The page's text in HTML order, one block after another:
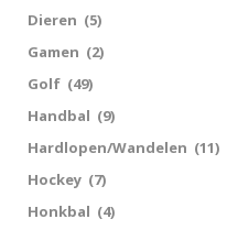
Dieren (5)
Gamen (2)
Golf (49)
Handbal (9)
Hardlopen/Wandelen (11)
Hockey (7)
Honkbal (4)